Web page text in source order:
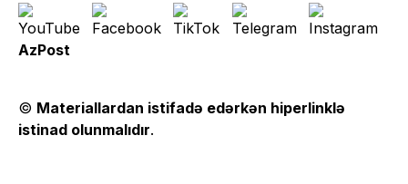
AzPost
© Materiallardan istifadə edərkən hiperlinklə
istinad olunmalıdır.